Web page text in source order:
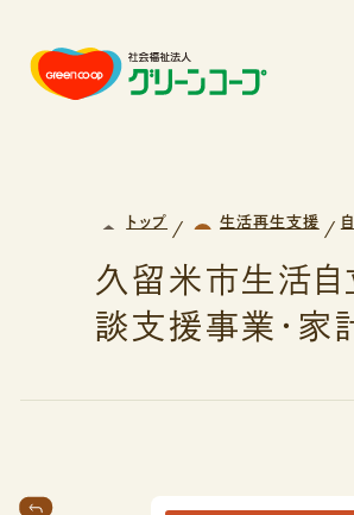
トップ 生活再生支援
久留米市生活自
談支援事業・家